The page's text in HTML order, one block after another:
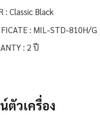
: Classic Black
: MIL-STD-810H/G
: 2 ปี
ตัวเครื่อง